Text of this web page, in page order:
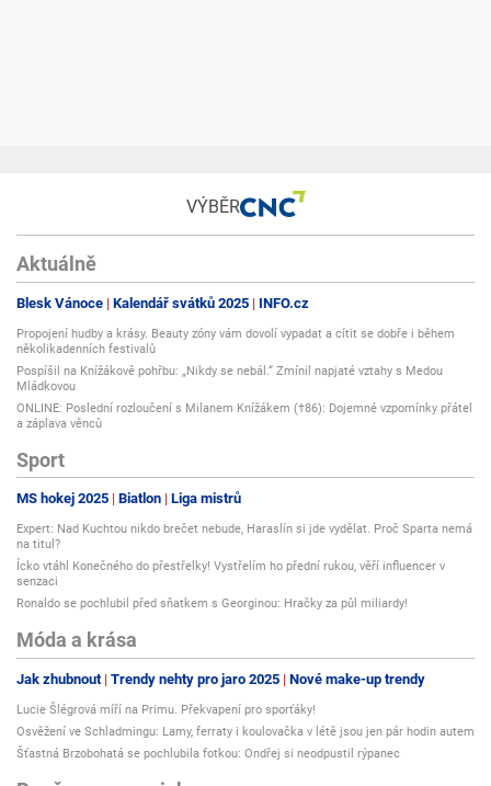
VÝBĚR
Aktuálně
Blesk Vánoce Kalendář svátků 2025 INFO.cz
Propojení hudby a krásy. Beauty zóny vám dovolí vypadat a cítit se dobře i během
několikadenních festivalů
Pospíšil na Knížákově pohřbu: „Nikdy se nebál.“ Zmínil napjaté vztahy s Medou
Mládkovou
ONLINE: Poslední rozloučení s Milanem Knížákem (†86): Dojemné vzpomínky přátel
a záplava věnců
Sport
MS hokej 2025 Biatlon Liga mistrů
Expert: Nad Kuchtou nikdo brečet nebude, Haraslín si jde vydělat. Proč Sparta nemá
na titul?
Ícko vtáhl Konečného do přestřelky! Vystřelím ho přední rukou, věří influencer v
senzaci
Ronaldo se pochlubil před sňatkem s Georginou: Hračky za půl miliardy!
Móda a krása
Jak zhubnout Trendy nehty pro jaro 2025 Nové make-up trendy
Lucie Šlégrová míří na Primu. Překvapení pro sporťáky!
Osvěžení ve Schladmingu: Lamy, ferraty i koulovačka v létě jsou jen pár hodin autem
Šťastná Brzobohatá se pochlubila fotkou: Ondřej si neodpustil rýpanec